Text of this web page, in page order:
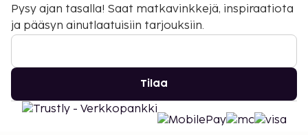
Pysy ajan tasalla! Saat matkavinkkejä, inspiraatiota
ja pääsyn ainutlaatuisiin tarjouksiin.
Tilaa